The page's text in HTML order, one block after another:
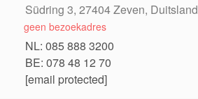
Südring 3, 27404 Zeven, Duitsland
geen bezoekadres
NL: 085 888 3200
BE: 078 48 12 70
[email protected]